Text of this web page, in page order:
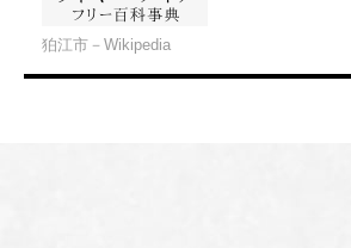
狛江市－Wikipedia